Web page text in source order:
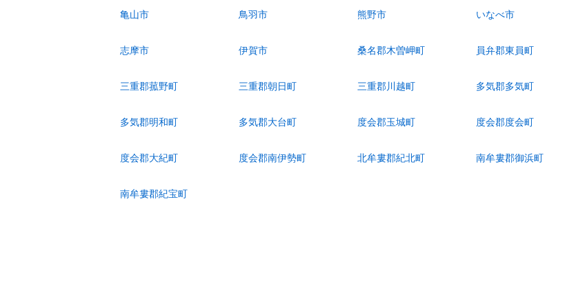
亀山市 鳥羽市 熊野市 いなべ市
志摩市 伊賀市 桑名郡木曽岬町 員弁郡東員町
三重郡菰野町 三重郡朝日町 三重郡川越町 多気郡多気町
多気郡明和町 多気郡大台町 度会郡玉城町 度会郡度会町
度会郡大紀町 度会郡南伊勢町 北牟婁郡紀北町 南牟婁郡御浜町
南牟婁郡紀宝町